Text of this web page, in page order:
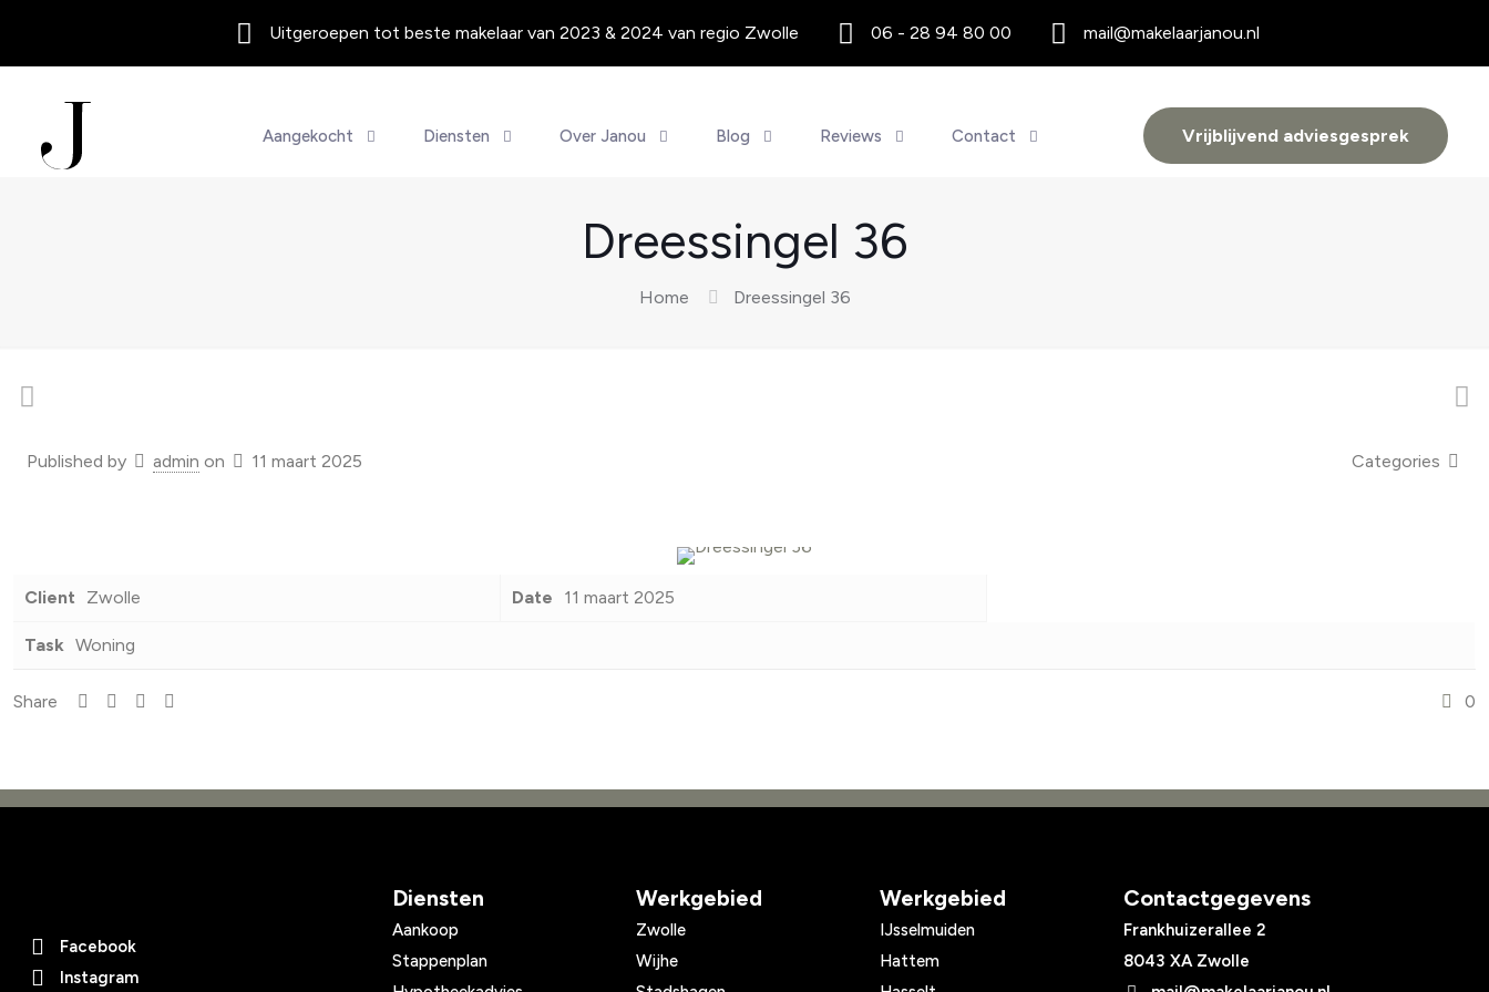
Uitgeroepen tot beste makelaar van 2023 & 2024 van regio Zwolle 06 - 28 94 80 00 mail@makelaarjanou.nl
Aangekocht Diensten Over Janou Blog Reviews Contact Vrijblijvend adviesgesprek
Dreessingel 36
Home Dreessingel 36
Published by admin on 11 maart 2025 Categories
Client Zwolle Date 11 maart 2025
Task Woning
Share 0
Facebook
Instagram
Diensten
Aankoop
Stappenplan
Werkgebied
Zwolle
Wijhe
Werkgebied
IJsselmuiden
Hattem
Contactgegevens
Frankhuizerallee 2
8043 XA Zwolle